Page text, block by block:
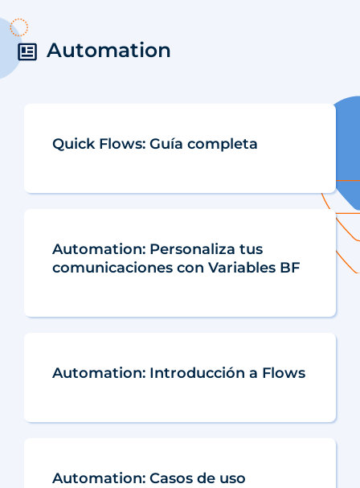
Automation
Quick Flows: Guía completa
Automation: Personaliza tus
comunicaciones con Variables BF
Automation: Introducción a Flows
Automation: Casos de uso